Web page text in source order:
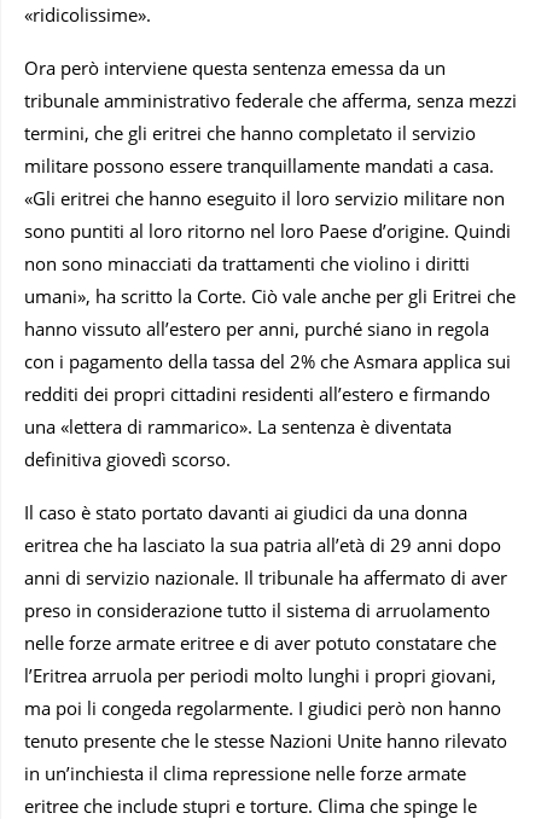
«ridicolissime».
Ora però interviene questa sentenza emessa da un
tribunale amministrativo federale che afferma, senza mezzi
termini, che gli eritrei che hanno completato il servizio
militare possono essere tranquillamente mandati a casa.
«Gli eritrei che hanno eseguito il loro servizio militare non
sono puntiti al loro ritorno nel loro Paese d’origine. Quindi
non sono minacciati da trattamenti che violino i diritti
umani», ha scritto la Corte. Ciò vale anche per gli Eritrei che
hanno vissuto all’estero per anni, purché siano in regola
con i pagamento della tassa del 2% che Asmara applica sui
redditi dei propri cittadini residenti all’estero e firmando
una «lettera di rammarico». La sentenza è diventata
definitiva giovedì scorso.
Il caso è stato portato davanti ai giudici da una donna
eritrea che ha lasciato la sua patria all’età di 29 anni dopo
anni di servizio nazionale. Il tribunale ha affermato di aver
preso in considerazione tutto il sistema di arruolamento
nelle forze armate eritree e di aver potuto constatare che
l’Eritrea arruola per periodi molto lunghi i propri giovani,
ma poi li congeda regolarmente. I giudici però non hanno
tenuto presente che le stesse Nazioni Unite hanno rilevato
in un’inchiesta il clima repressione nelle forze armate
eritree che include stupri e torture. Clima che spinge le